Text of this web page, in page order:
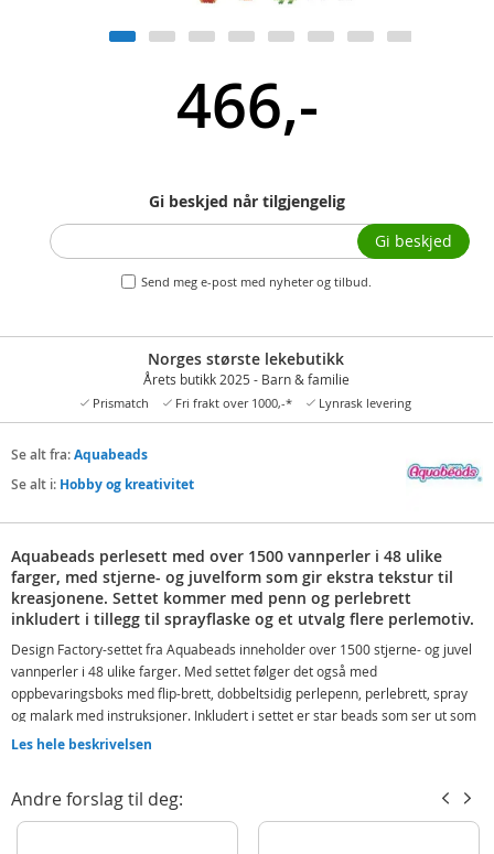
466,-
Gi beskjed når tilgjengelig
Send meg e-post med nyheter og tilbud.
Gi beskjed
Norges største lekebutikk
Årets butikk 2025 - Barn & familie
Prismatch Fri frakt over 1000,-* Lynrask levering
Se alt fra:Aquabeads
Se alt i: Hobby og kreativitet
Aquabeads perlesett med over 1500 vannperler i 48 ulike
farger, med stjerne- og juvelform som gir ekstra tekstur til
kreasjonene. Settet kommer med penn og perlebrett
inkludert i tillegg til sprayflaske og et utvalg flere perlemotiv.
Design Factory-settet fra Aquabeads inneholder over 1500 stjerne- og juvel
vannperler i 48 ulike farger. Med settet følger det også med
oppbevaringsboks med flip-brett, dobbeltsidig perlepenn, perlebrett, spray
og malark med instruksjoner. Inkludert i settet er star beads som ser ut som
små stjerner og kan brukes til å vise tekstur i designen dine.
hund og mye mer. Bruk malen og perlepennen til å plassere perlene på flip-
brettet for å lage designet. Ikke bekymre deg for feil, fordi du kan plukke opp
Les hele beskrivelsen
Andre forslag til deg: